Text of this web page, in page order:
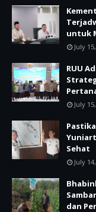
untuk
July
RUU
July
Sehat
July
dan